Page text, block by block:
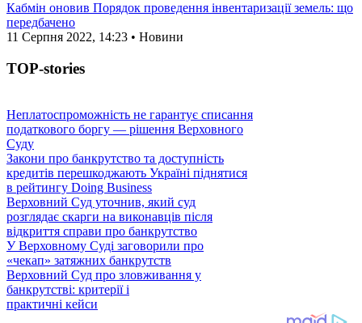
Кабмін оновив Порядок проведення інвентаризації земель: що
передбачено
11 Серпня 2022, 14:23 • Новини
TOP-stories
Неплатоспроможність не гарантує списання
податкового боргу — рішення Верховного
Суду
Закони про банкрутство та доступність
кредитів перешкоджають Україні піднятися
в рейтингу Doing Business
Верховний Суд уточнив, який суд
розглядає скарги на виконавців після
відкриття справи про банкрутство
У Верховному Суді заговорили про
«чекап» затяжних банкрутств
Верховний Суд про зловживання у
банкрутстві: критерії і
практичні кейси